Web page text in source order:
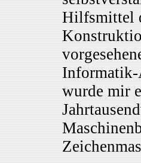
Hilfsmittel
Informatik-
wurde mir